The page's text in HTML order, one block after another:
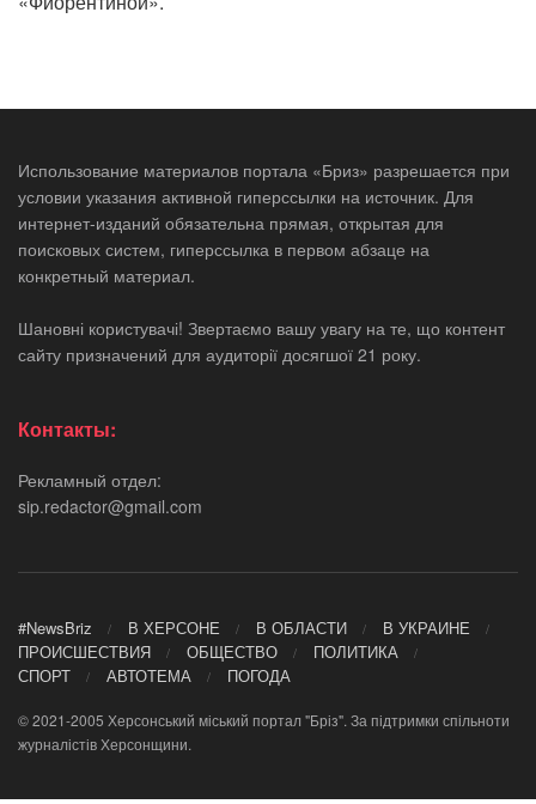
Использование материалов портала «Бриз» разрешается при
условии указания активной гиперссылки на источник. Для
интернет-изданий обязательна прямая, открытая для
поисковых систем, гиперссылка в первом абзаце на
конкретный материал.
Шановні користувачі! Звертаємо вашу увагу на те, що контент
сайту призначений для аудиторії досягшої 21 року.
Контакты:
Рекламный отдел:
sip.redactor@gmail.com
#NewsBriz В ХЕРСОНЕ В ОБЛАСТИ
В УКРАИНЕ
ПРОИСШЕСТВИЯ
ОБЩЕСТВО
ПОЛИТИКА
СПОРТ
АВТОТЕМА ПОГОДА
© 2021-2005 Херсонський міський портал "Бріз". За підтримки спільноти
журналістів Херсонщини.